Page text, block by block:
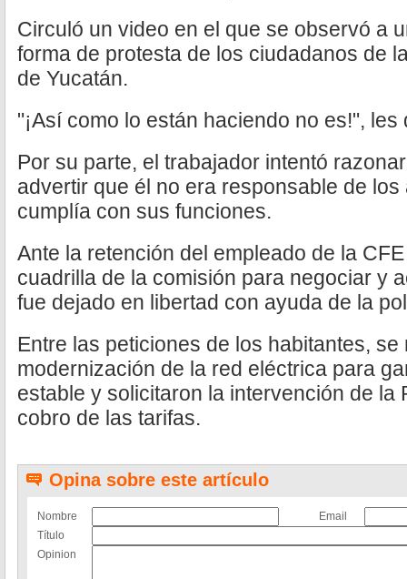
Circuló un video en el que se observó a
forma de protesta de los ciudadanos de
de Yucatán.
"¡Así como lo están haciendo no es!", les
Por su parte, el trabajador intentó
advertir que él no era responsable de
cumplía con sus funciones.
Ante la retención del empleado de la
cuadrilla de la comisión para negociar y
fue dejado en libertad con ayuda de la
Entre las peticiones de los habitantes,
modernización de la red eléctrica para
estable y solicitaron la intervención de la
cobro de las tarifas.
Opina sobre este artículo
Nombre
Email
Título
Opinion